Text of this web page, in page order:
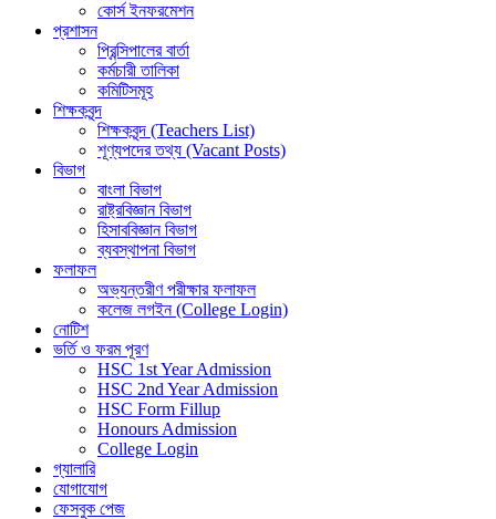
কোর্স ইনফরমেশন
প্রশাসন
প্রিন্সিপালের বার্তা
কর্মচারী তালিকা
কমিটিসমূহ
শিক্ষকবৃন্দ
শিক্ষকবৃন্দ (Teachers List)
শূণ্যপদের তথ্য (Vacant Posts)
বিভাগ
বাংলা বিভাগ
রাষ্ট্রবিজ্ঞান বিভাগ
হিসাববিজ্ঞান বিভাগ
ব্যবস্থাপনা বিভাগ
ফলাফল
অভ্যন্তরীণ পরীক্ষার ফলাফল
কলেজ লগইন (College Login)
নোটিশ
ভর্তি ও ফরম পূরণ
HSC 1st Year Admission
HSC 2nd Year Admission
HSC Form Fillup
Honours Admission
College Login
গ্যালারি
যোগাযোগ
ফেসবুক পেজ